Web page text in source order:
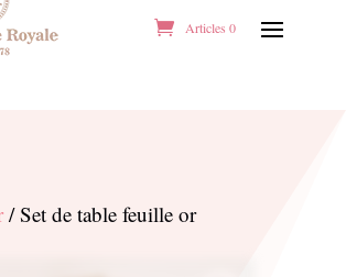
Articles 0
/ Set de table feuille or